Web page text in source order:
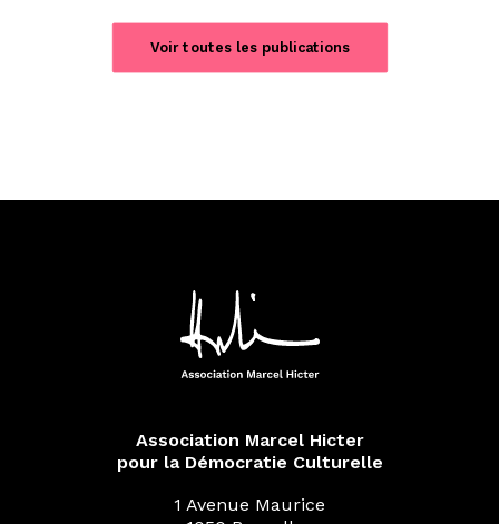
Voir toutes les publications
Association Marcel Hicter
pour la Démocratie Culturelle
1 Avenue Maurice